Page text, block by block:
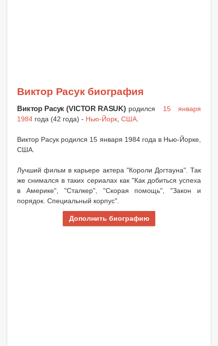
Виктор Расук биография
Виктор Расук (VICTOR RASUK) родился 15 января
1984 года (42 года) - Нью-Йорк США
Виктор Расук родился 15 января 1984 года в Нью-Йорке,
США.
Лучший фильм в карьере актера "Короли Догтауна". Так
же снимался в таких сериалах как "Как добиться успеха
в Америке", "Сталкер", "Скорая помощь", "Закон и
порядок. Специальный корпус".
Дополнить биографию